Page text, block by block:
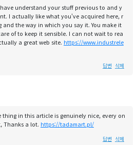
understand your stuff previous to and y
I actually like what you've acquired here, r
the way in which you say it. You make it
of to keep it sensible. I can not wait to rea
a great web site. https://www.industrele
답변 삭제
thing in this article is genuinely nice, every on
Thanks a lot. https://tadamart.pl/
답변 삭제